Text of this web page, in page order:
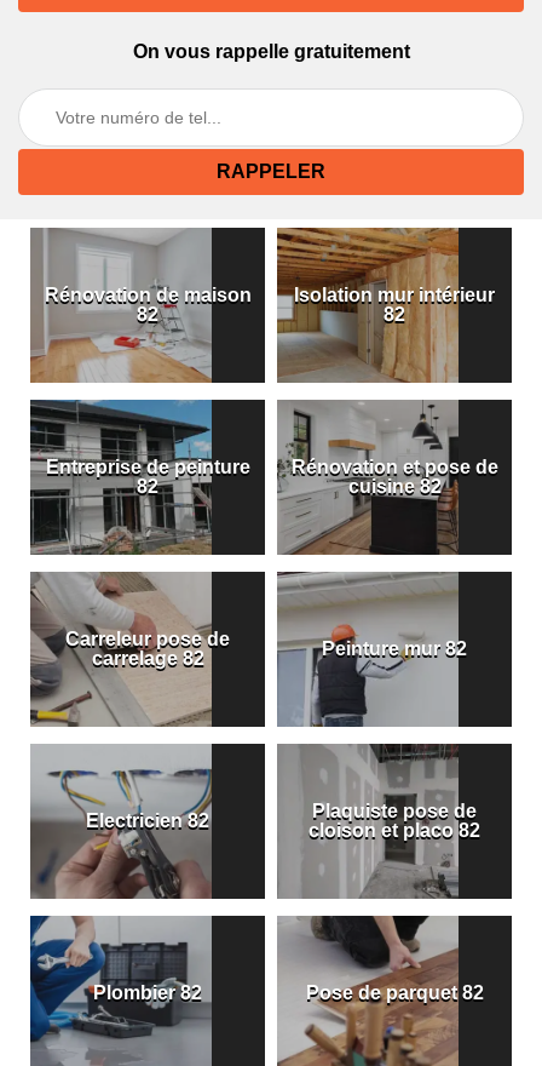
On vous rappelle gratuitement
Rénovation de maison
82
Isolation mur intérieur
82
Entreprise de peinture
82
Rénovation et pose de
cuisine 82
Carreleur pose de
carrelage 82
Peinture mur 82
Electricien 82
Plaquiste pose de
cloison et placo 82
Plombier 82 Pose de parquet 82